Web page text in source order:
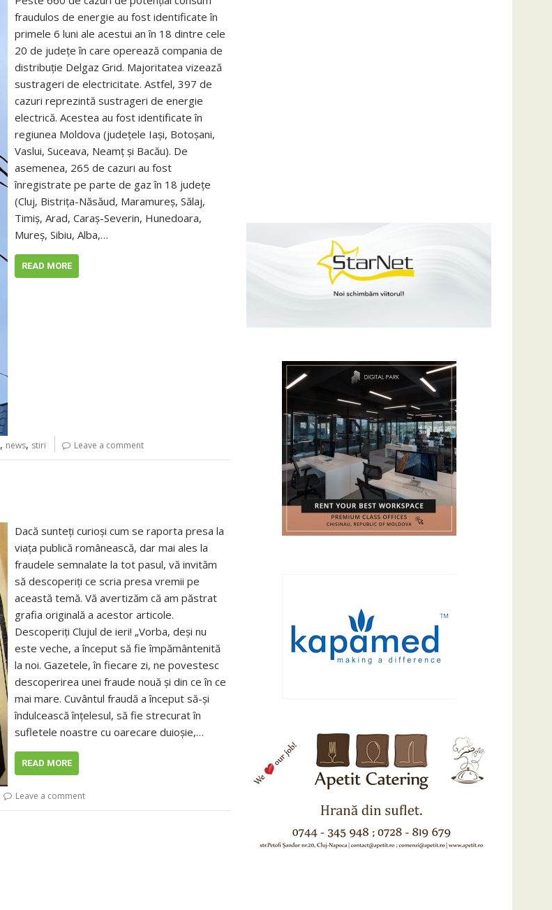
fraudulos de energie au fost identificate în
primele 6 luni ale acestui an în 18 dintre cele
20 de județe în care operează compania de
distribuție Delgaz Grid. Majoritatea vizează
sustrageri de electricitate. Astfel, 397 de
cazuri reprezintă sustrageri de energie
electrică. Acestea au fost identificate în
regiunea Moldova (județele Iași, Botoșani,
Vaslui, Suceava, Neamț şi Bacău). De
asemenea, 265 de cazuri au fost
înregistrate pe parte de gaz în 18 județe
(Cluj, Bistrița-Năsăud, Maramureș, Sălaj,
Timiș, Arad, Caraș-Severin, Hunedoara,
Mureș, Sibiu, Alba,…
READ MORE
, news, stiri Leave a comment
Dacă sunteți curioși cum se raporta presa la
viața publică românească, dar mai ales la
fraudele semnalate la tot pasul, vă invităm
să descoperiți ce scria presa vremii pe
această temă. Vă avertizăm că am păstrat
grafia originală a acestor articole.
Descoperiți Clujul de ieri! „Vorba, deși nu
este veche, a început să fie împământenită
la noi. Gazetele, în fiecare zi, ne povestesc
descoperirea unei fraude nouă și din ce în ce
mai mare. Cuvântul fraudă a început să-și
îndulcească înțelesul, să fie strecurat în
sufletele noastre cu oarecare duioșie,…
READ MORE
Leave a comment